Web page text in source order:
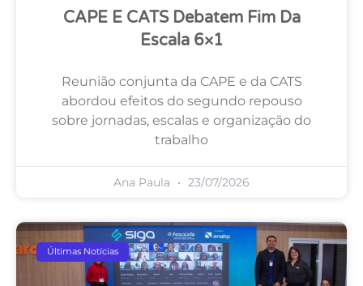
CAPE E CATS Debatem Fim Da
Escala 6×1
Reunião conjunta da CAPE e da CATS
abordou efeitos do segundo repouso
sobre jornadas, escalas e organização do
trabalho
Ana Paula 23/07/2026
Últimas Notícias